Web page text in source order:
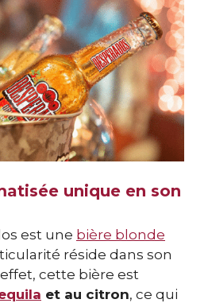
unique en son
est une bière blonde
réside dans son
cette bière est
et au citron, ce qui